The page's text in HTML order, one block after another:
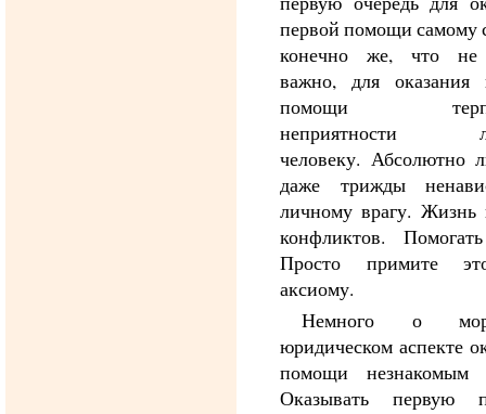
первой помощи самому
конечно же, что не
важно, для оказания
помощи
неприятности
человеку. Абсолютно
даже трижды
личному врагу. Жизнь
конфликтов.
Просто примите
аксиому.
Немного о
юридическом аспекте
помощи незнакомым
Оказывать первую